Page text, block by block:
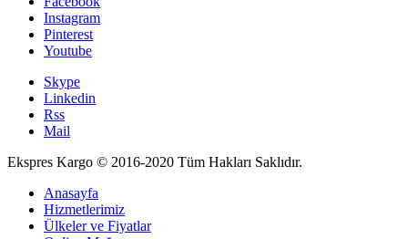
Instagram
Pinterest
Youtube
Skype
Linkedin
Rss
Mail
Ekspres Kargo © 2016-2020 Tüm Hakları Saklıdır.
Anasayfa
Hizmetlerimiz
Ülkeler ve Fiyatlar